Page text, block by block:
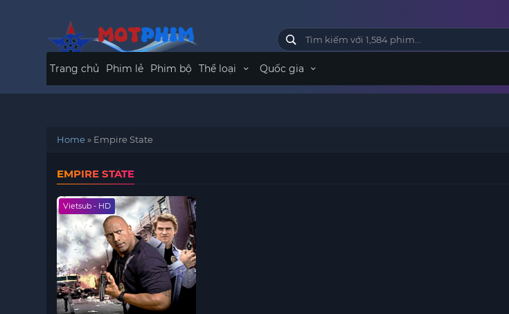
Trang chủ Phim lẻ Phim bộ Thể loại Quốc gia
Home» Empire State
EMPIRE STATE
Vietsub - HD